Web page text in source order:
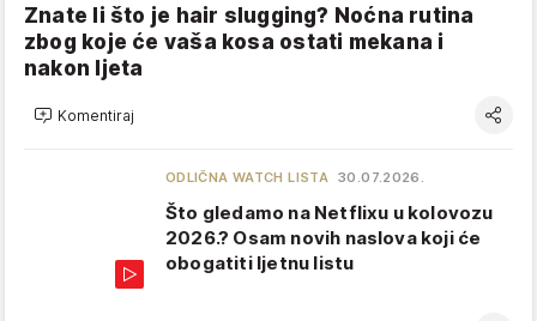
Znate li što je hair slugging? Noćna rutina
zbog koje će vaša kosa ostati mekana i
nakon ljeta
Komentiraj
ODLIČNA WATCH LISTA 30.07.2026.
Što gledamo na Netflixu u kolovozu
2026.? Osam novih naslova koji će
obogatiti ljetnu listu